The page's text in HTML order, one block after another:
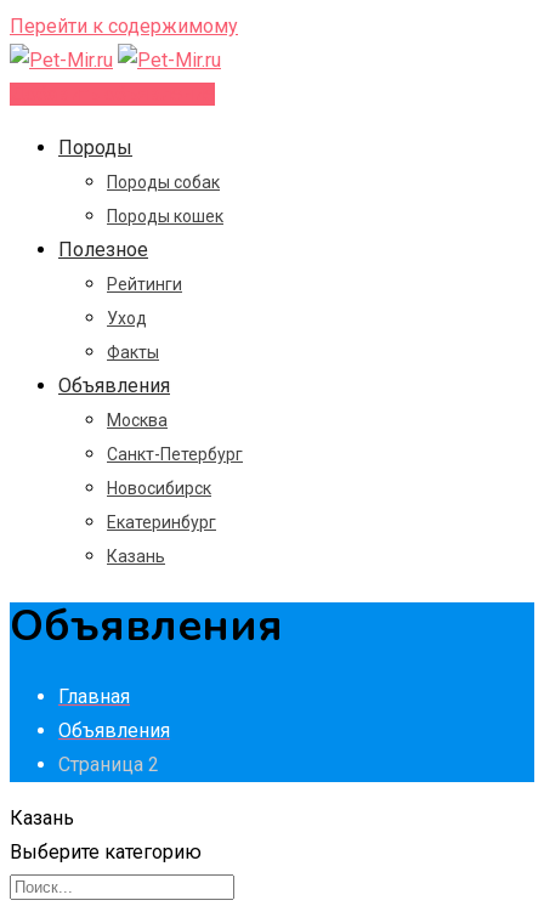
Перейти к содержимому
Породы
Породы собак
Породы кошек
Полезное
Рейтинги
Уход
Факты
Объявления
Москва
Санкт-Петербург
Новосибирск
Екатеринбург
Казань
Объявления
Главная
Объявления
Страница 2
Казань
Выберите категорию